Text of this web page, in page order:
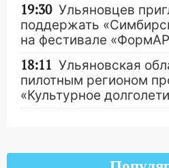
19:30 Ульяновцев
поддержать
на фестивале
18:11 Ульяновская
пилотным регионом
«Культурное
новых аппаратов ИВЛ